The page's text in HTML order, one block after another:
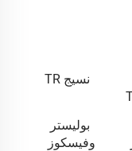
نسيج TR
بوليستر
وفيسكوز